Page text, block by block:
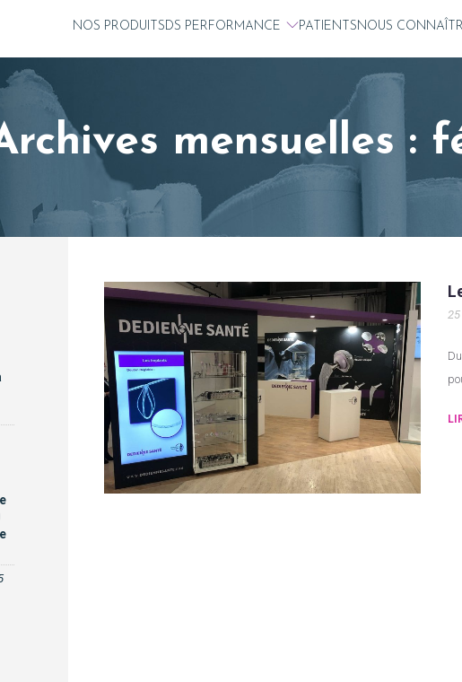
NOS PRODUITSDS PERFORMANCE PATIENTSNOUS
mensuelles :
Du 11 au 14 décembre 2019, DEDIENNE SANTÉ sera présente à RENNES